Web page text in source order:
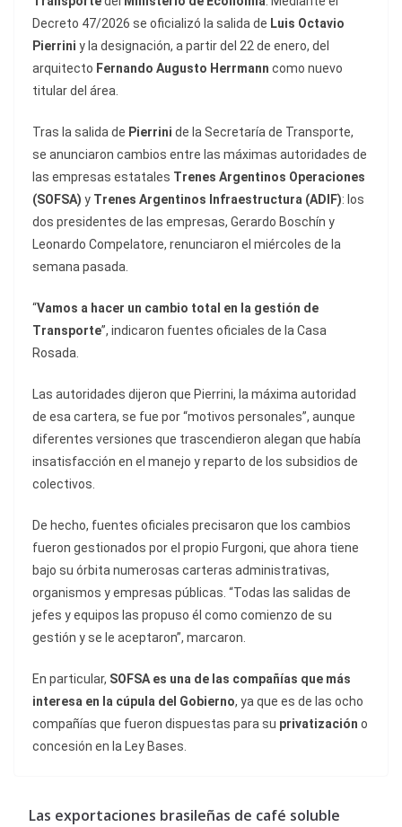
Decreto 47/2026 se oficializó la salida de Luis Octavio
Pierrini y la designación, a partir del 22 de enero, del
arquitecto Fernando Augusto Herrmann como nuevo
titular del área.
Tras la salida de Pierrini de la Secretaría de Transporte,
se anunciaron cambios entre las máximas autoridades de
las empresas estatales Trenes Argentinos Operaciones
(SOFSA) y Trenes Argentinos Infraestructura (ADIF): los
dos presidentes de las empresas, Gerardo Boschín y
Leonardo Compelatore, renunciaron el miércoles de la
semana pasada.
“Vamos a hacer un cambio total en la gestión de
Transporte”, indicaron fuentes oficiales de la Casa
Rosada.
Las autoridades dijeron que Pierrini, la máxima autoridad
de esa cartera, se fue por “motivos personales”, aunque
diferentes versiones que trascendieron alegan que había
insatisfacción en el manejo y reparto de los subsidios de
colectivos.
De hecho, fuentes oficiales precisaron que los cambios
fueron gestionados por el propio Furgoni, que ahora tiene
bajo su órbita numerosas carteras administrativas,
organismos y empresas públicas. “Todas las salidas de
jefes y equipos las propuso él como comienzo de su
gestión y se le aceptaron”, marcaron.
En particular, SOFSA es una de las compañías que más
interesa en la cúpula del Gobierno, ya que es de las ocho
compañías que fueron dispuestas para su privatización o
concesión en la Ley Bases.
Las exportaciones brasileñas de café soluble